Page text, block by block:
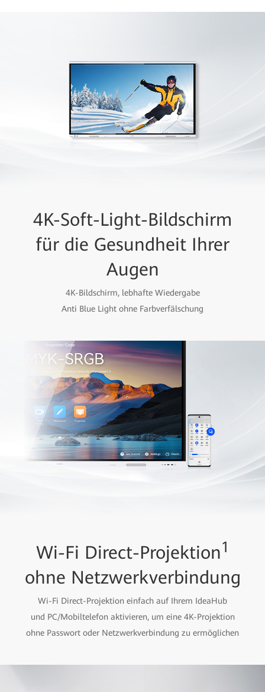
4K-Soft-Light-Bildschirm
für die Gesundheit Ihrer
Augen
4K-Bildschirm, lebhafte Wiedergabe
Anti Blue Light ohne Farbverfälschung
Wi-Fi Direct-Projektion1
ohne Netzwerkverbindung
Wi-Fi Direct-Projektion einfach auf Ihrem IdeaHub
und PC/Mobiltelefon aktivieren, um eine 4K-Projektion
ohne Passwort oder Netzwerkverbindung zu ermöglichen